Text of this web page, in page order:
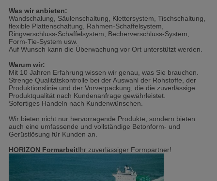
Was wir anbieten:
Wandschalung, Säulenschaltung, Klettersystem, Tischschaltung,
flexible Plattenschaltung, Rahmen-Schaffelsystem,
Ringverschluss-Schaffelsystem, Becherverschluss-System,
Form-Tie-System usw.
Auf Wunsch kann die Überwachung vor Ort unterstützt werden.
Warum wir:
Mit 10 Jahren Erfahrung wissen wir genau, was Sie brauchen.
Strenge Qualitätskontrolle bei der Auswahl der Rohstoffe, der
Produktionslinie und der Vorverpackung, die die zuverlässige
Produktqualität nach Kundenanfrage gewährleistet.
Sofortiges Handeln nach Kundenwünschen.
Wir bieten nicht nur hervorragende Produkte, sondern bieten
auch eine umfassende und vollständige Betonform- und
Gerüstlösung für Kunden an.
HORIZON FormarbeitIhr zuverlässiger Formpartner!